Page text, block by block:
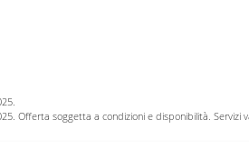
Offerta soggetta a condizioni e disponibilità. Servizi